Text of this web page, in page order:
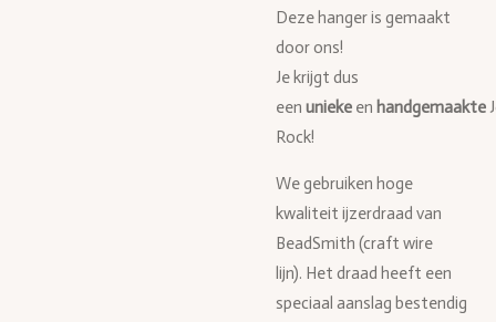
Deze hanger is gemaakt
door ons!
Je krijgt dus
een unieke en handgemaakte
Rock!
We gebruiken hoge
kwaliteit ijzerdraad van
BeadSmith (craft wire
lijn). Het draad heeft een
speciaal aanslag bestendig